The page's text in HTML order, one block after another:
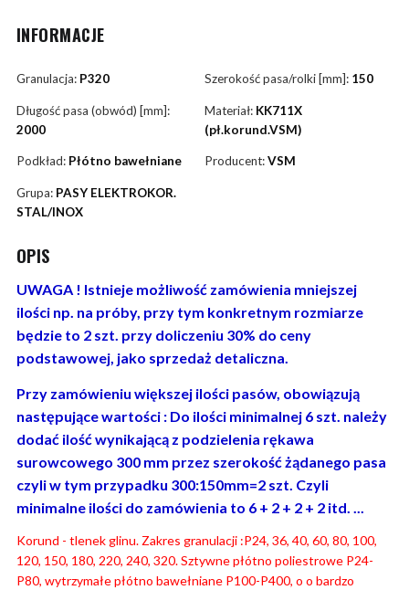
INFORMACJE
Granulacja: P320 Szerokość pasa/rolki [mm]: 150
Długość pasa (obwód) [mm]:
2000
Materiał: KK711X
(pł.korund.VSM)
Podkład: Płótno bawełniane Producent:VSM
Grupa: PASY ELEKTROKOR.
STAL/INOX
OPIS
UWAGA ! Istnieje możliwość zamówienia mniejszej
ilości np. na próby, przy tym konkretnym rozmiarze
będzie to 2 szt. przy doliczeniu 30% do ceny
podstawowej, jako sprzedaż detaliczna.
Przy zamówieniu większej ilości pasów, obowiązują
następujące wartości : Do ilości minimalnej 6 szt. należy
dodać ilość wynikającą z podzielenia rękawa
surowcowego 300 mm przez szerokość żądanego pasa
czyli w tym przypadku 300:150mm=2 szt. Czyli
minimalne ilości do zamówienia to 6 + 2 + 2 + 2 itd. ...
Korund - tlenek glinu. Zakres granulacji :P24, 36, 40, 60, 80, 100,
120, 150, 180, 220, 240, 320. Sztywne płótno poliestrowe P24-
P80, wytrzymałe płótno bawełniane P100-P400, o o bardzo